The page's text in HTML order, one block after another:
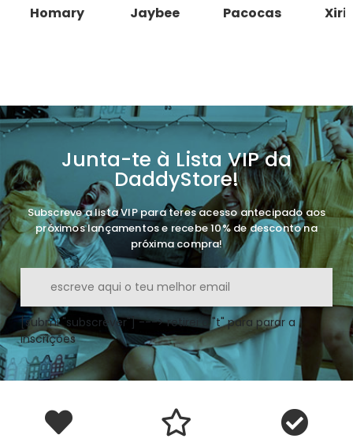
Homary Jaybee Pacocas
Junta-te à Lista VIP da
DaddyStore!
Subscreve a lista VIP para teres acesso antecipado aos
próximos lançamentos e recebe 10% de desconto na
próxima compra!
[submi "subscrever"] ---> retirei o "t" para parar a
inscrições